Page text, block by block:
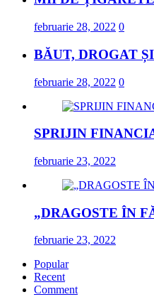
februarie 28, 2022 0
BĂUT, DROGAT
februarie 28, 2022 0
SPRIJIN
februarie 23, 2022
„DRAGOSTE ÎN
februarie 23, 2022
Popular
Recent
Comment